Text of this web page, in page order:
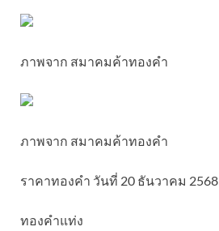
ภาพจาก สมาคมค้าทองคำ
ภาพจาก สมาคมค้าทองคำ
ราคาทองคำ วันที่ 20 ธันวาคม 2568
ทองคำแท่ง